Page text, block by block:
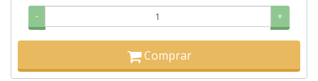
- +
Comprar